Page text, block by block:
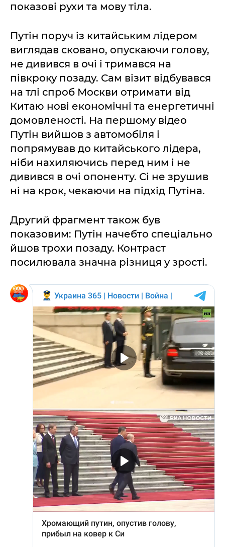
показові рухи та мову тіла.
Путін поруч із китайським лідером
виглядав сковано, опускаючи голову,
не дивився в очі і тримався на
півкроку позаду. Сам візит відбувався
на тлі спроб Москви отримати від
Китаю нові економічні та енергетичні
домовленості. На першому відео
Путін вийшов з автомобіля і
попрямував до китайського лідера,
ніби нахиляючись перед ним і не
дивився в очі опоненту. Сі не зрушив
ні на крок, чекаючи на підхід Путіна.
Другий фрагмент також був
показовим: Путін начебто спеціально
йшов трохи позаду. Контраст
посилювала значна різниця у зрості.